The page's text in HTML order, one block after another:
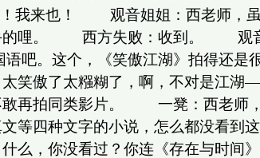
来也！ 观音姐姐：西老师，虽
手的哩。 西方失败：收到。 观
吧。这个，《笑傲江湖》拍得还是
笑傲了太糨糊了，啊，不对是江
敢再拍同类影片。 一凳：西老师
等四种文字的小说，怎么都没看到
，你没看过？你连《存在与时间